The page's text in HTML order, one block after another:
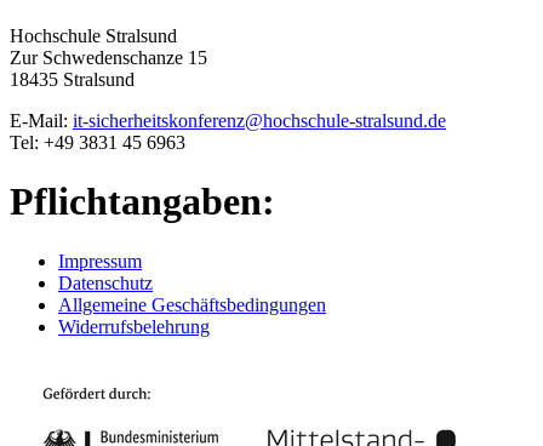
Hochschule Stralsund
Zur Schwedenschanze 15
18435 Stralsund
E-Mail: it-sicherheitskonferenz@hochschule-stralsund.de
Tel: +49 3831 45 6963
Pflichtangaben:
Impressum
Datenschutz
Allgemeine Geschäftsbedingungen
Widerrufsbelehrung